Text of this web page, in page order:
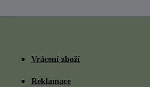
Vrácení zboží
Reklamace